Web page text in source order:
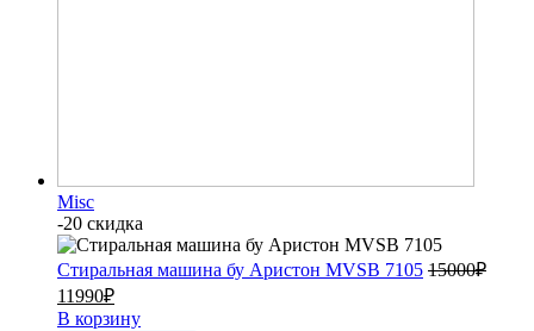
Misc
-20 скидка
Стиральная машина бу Аристон MVSB 7105 15000₽
11990₽
В корзину